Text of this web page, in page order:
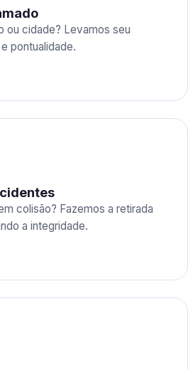
ou cidade? Levamos seu
pontualidade.
colisão? Fazemos a retirada
a integridade.